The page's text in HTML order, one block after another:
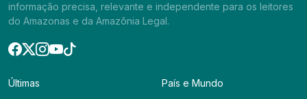
informação precisa, relevante e independente para os leitores
do Amazonas e da Amazônia Legal.
Últimas
País e Mundo